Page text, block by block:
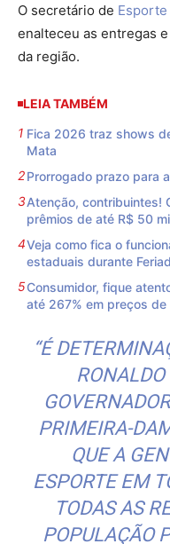
O secretário de Esporte
enalteceu as entregas
da região.
LEIA TAMBÉM
Fica 2026 traz shows
Mata
Prorrogado prazo para
Atenção, contribuintes!
prêmios de até R$ 50
Veja como fica o
estaduais durante
Consumidor, fique
até 267% em preços
“É
RONALDO
PRIMEIRA-
QUE A
ESPORTE EM
TODAS AS
POPULAÇÃO